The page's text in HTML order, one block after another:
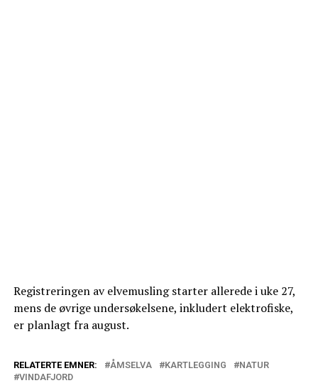
Registreringen av elvemusling starter allerede i uke 27,
mens de øvrige undersøkelsene, inkludert elektrofiske,
er planlagt fra august.
RELATERTE EMNER: ÅMSELVA KARTLEGGING
NATUR
VINDAFJORD